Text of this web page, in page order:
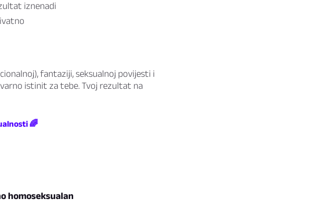
iznenadi
fantaziji, seksualnoj povijesti i
istinit za tebe. Tvoj rezultat na
🌈
homoseksualan